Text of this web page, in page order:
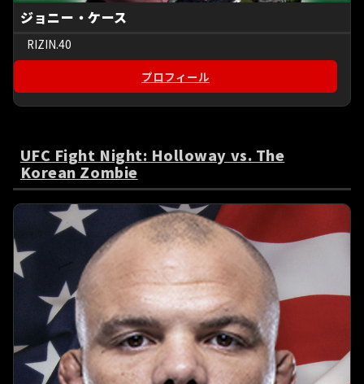
ジョニー・ケース
RIZIN.40
プロフィール
UFC Fight Night: Holloway vs. The
Korean Zombie